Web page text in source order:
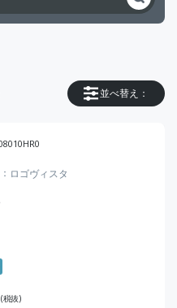
並べ替え：
ロゴヴィスタ
(税抜)